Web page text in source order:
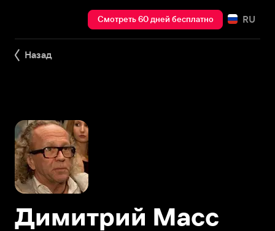
Смотреть 60 дней бесплатно RU
Назад
Димитрий Масс